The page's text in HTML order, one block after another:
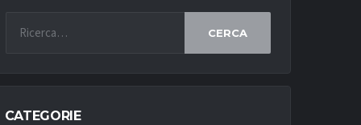
CERCA
CATEGORIE